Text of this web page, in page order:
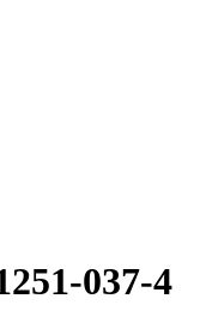
037-4